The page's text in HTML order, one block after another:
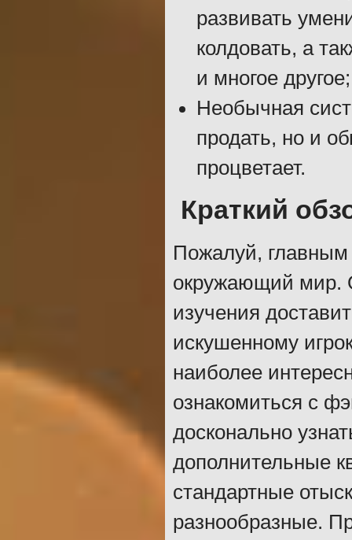
развивать
колдовать, а
и многое другое;
Необычная
продать, но и
процветает.
Краткий
Пожалуй, главным
окружающий мир.
изучения
искушенному
наиболее
ознакомиться с
досконально
дополнительные
стандартные
разнообразные.